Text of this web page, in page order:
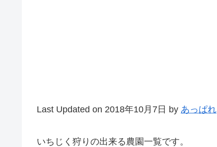
Last Updated on 2018年10月7日 by あっぱれ
いちじく狩りの出来る農園一覧です。